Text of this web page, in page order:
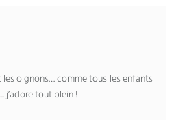
oignons… comme tous les enfants
j’adore tout plein !